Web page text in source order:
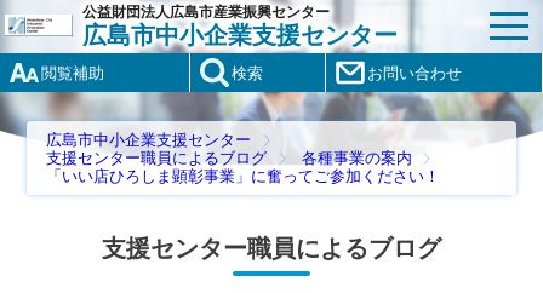
公益財団法人広島市産業振興センター
広島市中小企業支援センター
閲覧補助 検索 お問い合わせ
広島市中小企業支援センター
支援センター職員によるブログ
各種事業の案内
「いい店ひろしま顕彰事業」に奮ってご参加ください！
支援センター職員によるブログ